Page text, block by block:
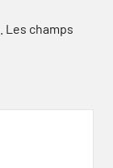
Les champs